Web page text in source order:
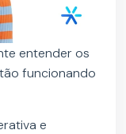
entender os
funcionando
e